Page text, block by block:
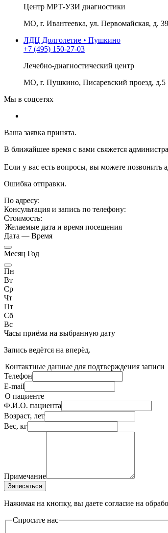
Центр МРТ-УЗИ диагностики
МО, г. Ивантеевка, ул. Первомайская, д.
ЛДЦ Долголетие • Пушкино
+7 (495) 150-27-03
Лечебно-диагностический центр
МО, г. Пушкино, Писаревский проезд, д.5
Мы в соцсетях
Ваша заявка принята.
В ближайшее время с вами свяжется
Если у вас есть вопросы, вы можете позвонить
Ошибка отправки.
По адресу:
Консультация и запись по телефону:
Стоимость:
Желаемые дата и время посещения
Дата — Время
Месяц Год
Пн
Вт
Ср
Чт
Пт
Сб
Вс
Часы приёма на выбранную дату
Запись ведётся на вперёд.
Контактные данные для подтверждения записи
Телефон
E-mail
О пациенте
Ф.И.О. пациента
Возраст, лет
Вес, кг
Примечание
Записаться
Нажимая на кнопку, вы даете согласие на
Спросите нас